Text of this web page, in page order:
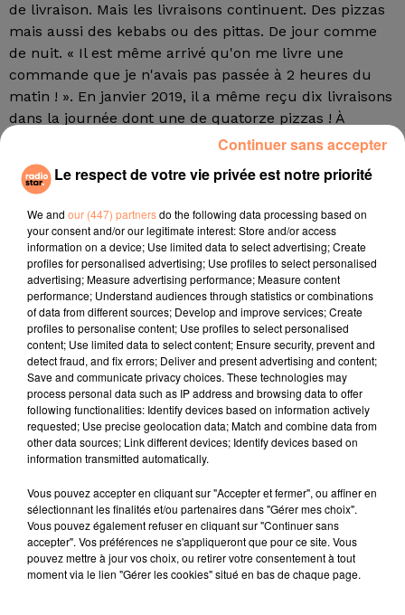
de livraison. Mais les livraisons continuent. Des pizzas
mais aussi des kebabs ou des pittas. De jour comme
de nuit. « Il est même arrivé qu'on me livre une
commande que je n'avais pas passée à 2 heures du
matin ! ». En janvier 2019, il a même reçu dix livraisons
dans la journée dont une de quatorze pizzas ! À
chaque fois, il a refusé les livraisons et ne les a donc
jamais payées.
Des cauchemars la nuit
Jean Van Landeghem ne sait toujours pas qui lui
envoie toutes ces pizzas. Il affirme qu'une amie à lui
subit les mêmes livraisons depuis neuf ans. Ils en
concluent que l'auteur est une connaissance
commune mais ils n'ont toujours pas pu l'identifier.
Ce harcèlement que Jean subit le gêne bien sûr mais
il le trouve aussi ennuyeux pour les restaurants et les
livreurs qui doivent jeter la nourriture.
Aujourd'hui, le sexagénaire en fait des cauchemars la
nuit."Je n’en dors plus. Je deviens nerveux dès que
j’entends une mobylette dans la rue. Je redoute
toujours qu’on me dépose des pizzas toutes chaudes,
une nouvelle fois".
fil actus
4 juillet 2022
Le respect de votre vie privée est notre priorité
We and our (447) partnersdo the following data processing based on
your consent and/or our legitimate interest: Store and/or access
information on a device; Use limited data to select advertising; Create
profiles for personalised advertising; Use profiles to select personalised
advertising; Measure advertising performance; Measure content
performance; Understand audiences through statistics or combinations
of data from different sources; Develop and improve services; Create
profiles to personalise content; Use profiles to select personalised
content; Use limited data to select content; Ensure security, prevent and
detect fraud, and fix errors; Deliver and present advertising and content;
Save and communicate privacy choices. These technologies may
process personal data such as IP address and browsing data to offer
following functionalities: Identify devices based on information actively
requested; Use precise geolocation data; Match and combine data from
other data sources; Link different devices; Identify devices based on
information transmitted automatically.
Vous pouvez accepter en cliquant sur "Accepter et fermer", ou affiner en
sélectionnant les finalités et/ou partenaires dans "Gérer mes choix".
Vous pouvez également refuser en cliquant sur "Continuer sans
accepter". Vos préférences ne s'appliqueront que pour ce site. Vous
pouvez mettre à jour vos choix, ou retirer votre consentement à tout
moment via le lien "Gérer les cookies" situé en bas de chaque page.
Continuer sans accepter